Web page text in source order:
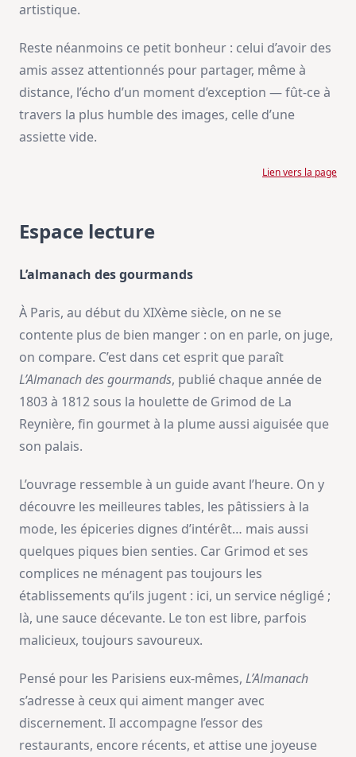
artistique.
Reste néanmoins ce petit bonheur : celui d’avoir des
amis assez attentionnés pour partager, même à
distance, l’écho d’un moment d’exception — fût-ce à
travers la plus humble des images, celle d’une
assiette vide.
Lien vers la page
Espace lecture
L’almanach des gourmands
À Paris, au début du XIXème siècle, on ne se
contente plus de bien manger : on en parle, on juge,
on compare. C’est dans cet esprit que paraît
L’Almanach des gourmands, publié chaque année de
1803 à 1812 sous la houlette de Grimod de La
Reynière, fin gourmet à la plume aussi aiguisée que
son palais.
L’ouvrage ressemble à un guide avant l’heure. On y
découvre les meilleures tables, les pâtissiers à la
mode, les épiceries dignes d’intérêt… mais aussi
quelques piques bien senties. Car Grimod et ses
complices ne ménagent pas toujours les
établissements qu’ils jugent : ici, un service négligé ;
là, une sauce décevante. Le ton est libre, parfois
malicieux, toujours savoureux.
Pensé pour les Parisiens eux-mêmes, L’Almanach
s’adresse à ceux qui aiment manger avec
discernement. Il accompagne l’essor des
restaurants, encore récents, et attise une joyeuse